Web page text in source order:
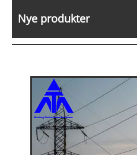
Nye produkter